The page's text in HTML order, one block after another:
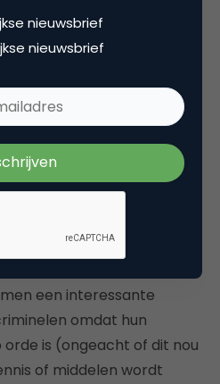
dat bezoekers of e-
een nepdomein en
Je kunt op
standaarden al bij jou in
zijn voor cybercriminelen
vorig jaar werd 22
slachtoffer van
een interessante
omdat hun
is (ongeacht of dit nou
of middelen wordt
nieuwsbrief
nieuwsbrief